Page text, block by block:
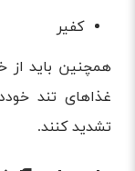
کفیر
همچنین باید از
غذاهای تند
تشدید کنند.